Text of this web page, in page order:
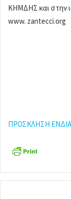
ΚΗΜΔΗΣ και στην
www. zantecci.org
ΠΡΟΣΚΛΗΣΗ